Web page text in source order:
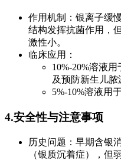
作用机制：银离子缓
结构发挥抗菌作用，
激性小。
临床应用：
10%-20%溶液
及预防新生儿脓
5%-10%溶液用
4.安全性与注意事项
历史问题：早期含银
（银质沉着症），但